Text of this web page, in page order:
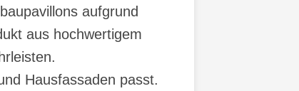
aufgrund
aus hochwertigem
Hausfassaden passt.